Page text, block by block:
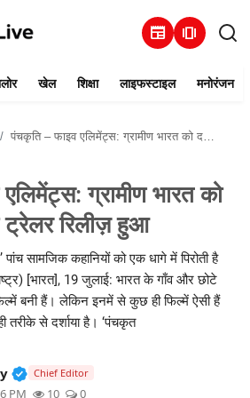
newspaper amp_stories
खेल शिक्षा लाइफस्टाइल मनोरंजन
पंचकृति – फाइव एलिमेंट्स: ग्रामीण भारत को दर्शाती फिल्म का ट्रेलर रिलीज़ हुआ
ग्रामीण भारत को
ट्रेलर रिलीज़ हुआ
सामजिक कहानियों को एक धागे में पिरोती है
[भारत], 19 जुलाई: भारत के गाँव और छोटे
बनी हैं। लेकिन इनमें से कुछ ही फिल्में ऐसी हैं
तरीके से दर्शाया है। ‘पंचकृत
Verified Public Figure • 30 Mar,
Chief Editor
PM 10 0